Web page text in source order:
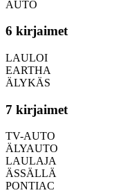
AUTO
6 kirjaimet
LAULOI
EARTHA
ÄLYKÄS
7 kirjaimet
TV-AUTO
ÄLYAUTO
LAULAJA
ÄSSÄLLÄ
PONTIAC